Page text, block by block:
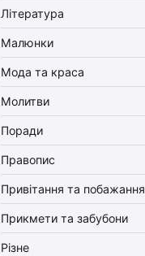
Література
Малюнки
Мода та краса
Молитви
Поради
Правопис
Привітання та побажання
Прикмети та забубони
Різне